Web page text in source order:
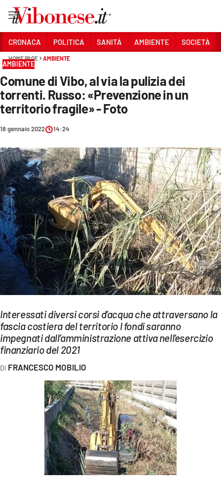
Sezioni
CRONACA
POLITICA
SOCIETÀ
CULTURA
ECONOMIA E LAVORO
EVENTI
SPORT
Streaming
LAC TV
LAC NETWORK
LAC ONAIR
LaC
Network
LACPLAY.IT
LACONAIR.IT
LACITYMAG.IT
ILREGGINO.IT
CRONACA POLITICA SANITÀ AMBIENTE SOCIETÀ
HOME PAGE AMBIENTE
AMBIENTE
Comune di Vibo, al via la pulizia dei
torrenti. Russo: «Prevenzione in un
territorio fragile» - Foto
18 gennaio 2022 14:24
Interessati diversi corsi d’acqua che attraversano la
fascia costiera del territorio I fondi saranno
impegnati dall’amministrazione attiva nell’esercizio
finanziario del 2021
FRANCESCO MOBILIO